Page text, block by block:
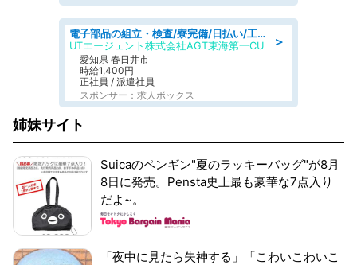
＞
電子部品の組立・検査/寮完備/日払い/工場・製造
UTエージェント株式会社AGT東海第一CU
愛知県 春日井市
時給1,400円
正社員 / 派遣社員
スポンサー：求人ボックス
姉妹サイト
Suicaのペンギン"夏のラッキーバッグ"が8月
8日に発売。Pensta史上最も豪華な7点入り
だよ~。
「夜中に見たら失神する」「こわいこわいこ